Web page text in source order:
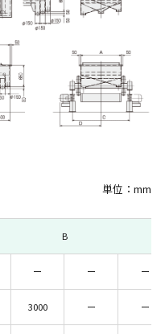
単位：mm
B
ー ー ー
3000 ー ー